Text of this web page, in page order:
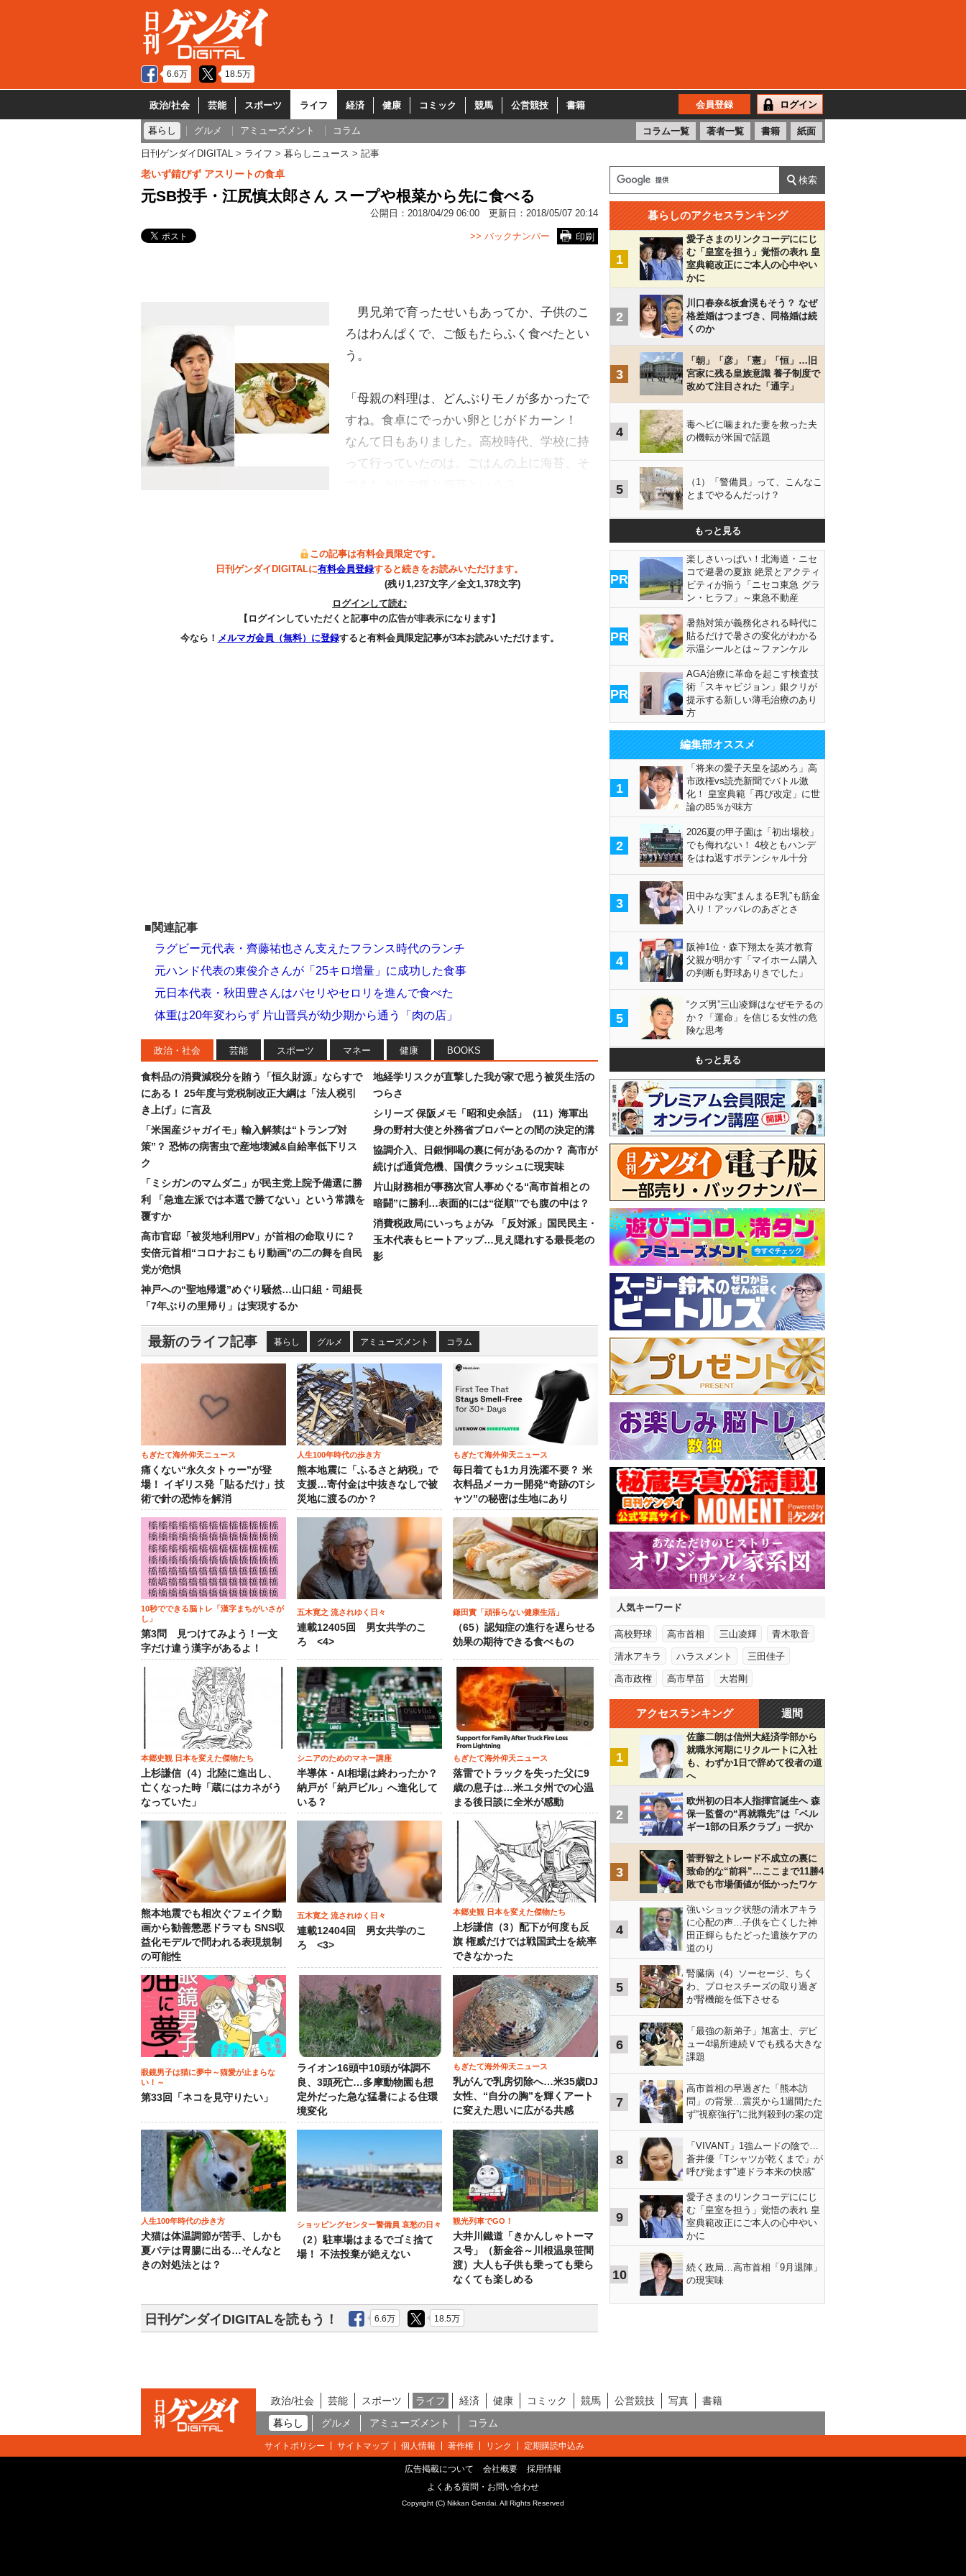
6.6万 18.5万
政治/社会 芸能 スポーツ ライフ 経済 健康 コミック 競馬 公営競技 書籍 会員登録 ログイン
暮らし グルメ アミューズメント コラム コラム一覧 著者一覧 書籍 紙面
日刊ゲンダイDIGITAL ライフ 暮らしニュース 記事
老いず錆びず アスリートの食卓
元SB投手・江尻慎太郎さん スープや根菜から先に食べる
公開日： 2018/04/29 06:00 更新日： 2018/05/07 20:14
印刷
>> バックナンバー
男兄弟で育ったせいもあってか、子供のこ
ろはわんぱくで、ご飯もたらふく食べたとい
う。
「母親の料理は、どんぶりモノが多かったで
すね。食卓にでっかい卵とじがドカーン！
なんて日もありました。高校時代、学校に持
って行っていたのは、ごはんの上に海苔、そ
この記事は有料会員限定です。
日刊ゲンダイDIGITALに有料会員登録すると続きをお読みいただけます。
(残り1,237文字／全文1,378文字)
ログインして読む
【ログインしていただくと記事中の広告が非表示になります】
今なら！ メルマガ会員（無料）に登録すると有料会員限定記事が3本お読みいただけます。
■関連記事
ラグビー元代表・齊藤祐也さん支えたフランス時代のランチ
元ハンド代表の東俊介さんが「25キロ増量」に成功した食事
元日本代表・秋田豊さんはパセリやセロリを進んで食べた
体重は20年変わらず 片山晋呉が幼少期から通う「肉の店」
政治・社会 芸能 スポーツ マネー 健康 BOOKS
食料品の消費減税分を賄う「恒久財源」ならすで
にある！ 25年度与党税制改正大綱は「法人税引
き上げ」に言及
「米国産ジャガイモ」輸入解禁は“トランプ対
策”？ 恐怖の病害虫で産地壊滅&自給率低下リス
ク
「ミシガンのマムダニ」が民主党上院予備選に勝
利 「急進左派では本選で勝てない」という常識を
覆すか
高市官邸「被災地利用PV」が首相の命取りに？
安倍元首相“コロナおこもり動画”の二の舞を自民
党が危惧
神戸への“聖地帰還”めぐり騒然…山口組・司組長
「7年ぶりの里帰り」は実現するか
地経学リスクが直撃した我が家で思う被災生活の
つらさ
シリーズ 保阪メモ「昭和史余話」（11）海軍出
身の野村大使と外務省プロパーとの間の決定的溝
協調介入、日銀恫喝の裏に何があるのか？ 高市が
続けば通貨危機、国債クラッシュに現実味
片山財務相が事務次官人事めぐる“高市首相との
暗闘”に勝利…表面的には“従順”でも腹の中は？
消費税政局にいっちょがみ 「反対派」国民民主・
玉木代表もヒートアップ…見え隠れする最長老の
影
最新のライフ記事 暮らし グルメ アミューズメント コラム
もぎたて海外仰天ニュース
痛くない“永久タトゥー”が登
場！ イギリス発「貼るだけ」技
術で針の恐怖を解消
人生100年時代の歩き方
熊本地震に「ふるさと納税」で
支援…寄付金は中抜きなしで被
災地に渡るのか？
もぎたて海外仰天ニュース
毎日着ても1カ月洗濯不要？ 米
衣料品メーカー開発“奇跡のTシ
ャツ”の秘密は生地にあり
10秒でできる脳トレ「漢字まちがいさが
し」
第3問 見つけてみよう！一文
字だけ違う漢字があるよ！
五木寛之 流されゆく日々
連載12405回 男女共学のこ
ろ <4>
鎌田實「頑張らない健康生活」
（65）認知症の進行を遅らせる
効果の期待できる食べもの
本郷史観 日本を変えた傑物たち
上杉謙信（4）北陸に進出し、
亡くなった時「蔵にはカネがう
なっていた」
シニアのためのマネー講座
半導体・AI相場は終わったか？
納戸が「納戸ビル」へ進化して
いる？
もぎたて海外仰天ニュース
落雷でトラックを失った父に9
歳の息子は…米ユタ州での心温
まる後日談に全米が感動
熊本地震でも相次ぐフェイク動
画から勧善懲悪ドラマも SNS収
益化モデルで問われる表現規制
の可能性
五木寛之 流されゆく日々
連載12404回 男女共学のこ
ろ <3>
本郷史観 日本を変えた傑物たち
上杉謙信（3）配下が何度も反
旗 権威だけでは戦国武士を統率
できなかった
眼鏡男子は猫に夢中～猫愛が止まらな
い！～
第33回「ネコを見守りたい」
ライオン16頭中10頭が体調不
良、3頭死亡…多摩動物園も想
定外だった急な猛暑による住環
境変化
もぎたて海外仰天ニュース
乳がんで乳房切除へ…米35歳DJ
女性、“自分の胸”を輝くアート
に変えた思いに広がる共感
人生100年時代の歩き方
犬猫は体温調節が苦手、しかも
夏バテは胃腸に出る…そんなと
きの対処法とは？
ショッピングセンター警備員 哀愁の日々
（2）駐車場はまるでゴミ捨て
場！ 不法投棄が絶えない
観光列車でGO！
大井川鐵道「きかんしゃトーマ
ス号」（新金谷～川根温泉笹間
渡）大人も子供も乗っても乗ら
なくても楽しめる
日刊ゲンダイDIGITALを読もう！ 6.6万 18.5万
暮らしのアクセスランキング
1
愛子さまのリンクコーデににじ
む「皇室を担う」覚悟の表れ 皇
室典範改正にご本人の心中やい
かに
2
川口春奈&板倉滉もそう？ なぜ
格差婚はつまづき、同格婚は続
くのか
3
「朝」「彦」「憲」「恒」…旧
宮家に残る皇族意識 養子制度で
改めて注目された「通字」
4
毒ヘビに噛まれた妻を救った夫
の機転が米国で話題
5
（1）「警備員」って、こんなこ
とまでやるんだっけ？
もっと見る
PR
楽しさいっぱい！北海道・ニセ
コで避暑の夏旅 絶景とアクティ
ビティが揃う「ニセコ東急 グラ
ン・ヒラフ」～東急不動産
PR
暑熱対策が義務化される時代に
貼るだけで暑さの変化がわかる
示温シールとは～ファンケル
PR
AGA治療に革命を起こす検査技
術「スキャビジョン」銀クリが
提示する新しい薄毛治療のあり
方
編集部オススメ
1
「将来の愛子天皇を認めろ」高
市政権vs読売新聞でバトル激
化！ 皇室典範「再び改定」に世
論の85％が味方
2
2026夏の甲子園は「初出場校」
でも侮れない！ 4校ともハンデ
をはね返すポテンシャル十分
3
田中みな実“まんまるE乳”も筋金
入り！アッパレのあざとさ
4
阪神1位・森下翔太を英才教育
父親が明かす「マイホーム購入
の判断も野球ありきでした」
5
“クズ男”三山凌輝はなぜモテるの
か？「運命」を信じる女性の危
険な思考
もっと見る
人気キーワード
高校野球 高市首相 三山凌輝 青木歌音
清水アキラ ハラスメント 三田佳子
高市政権 高市早苗 大岩剛
アクセスランキング 週間
1
佐藤二朗は信州大経済学部から
就職氷河期にリクルートに入社
も、わずか1日で辞めて役者の道
へ
2
欧州初の日本人指揮官誕生へ 森
保一監督の“再就職先”は「ベル
ギー1部の日系クラブ」一択か
3
菅野智之トレード不成立の裏に
致命的な“前科”…ここまで11勝4
敗でも市場価値が低かったワケ
4
強いショック状態の清水アキラ
に心配の声…子供を亡くした神
田正輝らもたどった遺族ケアの
道のり
5
腎臓病（4）ソーセージ、ちく
わ、プロセスチーズの取り過ぎ
が腎機能を低下させる
6
「最強の新弟子」旭富士、デビ
ュー4場所連続Ｖでも残る大きな
課題
7
高市首相の早過ぎた「熊本訪
問」の背景…震災から1週間たた
ず“視察強行”に批判殺到の案の定
8
「VIVANT」1強ムードの陰で…
蒼井優「Tシャツが乾くまで」が
呼び覚ます"連ドラ本来の快感"
9
愛子さまのリンクコーデににじ
む「皇室を担う」覚悟の表れ 皇
室典範改正にご本人の心中やい
かに
10
続く政局…高市首相「9月退陣」
の現実味
政治/社会 芸能 スポーツ ライフ 経済 健康 コミック 競馬 公営競技 写真
書籍
暮らし
グルメ アミューズメント コラム
サイトポリシー サイトマップ 個人情報 著作権 リンク 定期購読申込み
広告掲載について 会社概要
採用情報
よくある質問・お問い合わせ
Copyright (C) Nikkan Gendai. All Rights Reserved